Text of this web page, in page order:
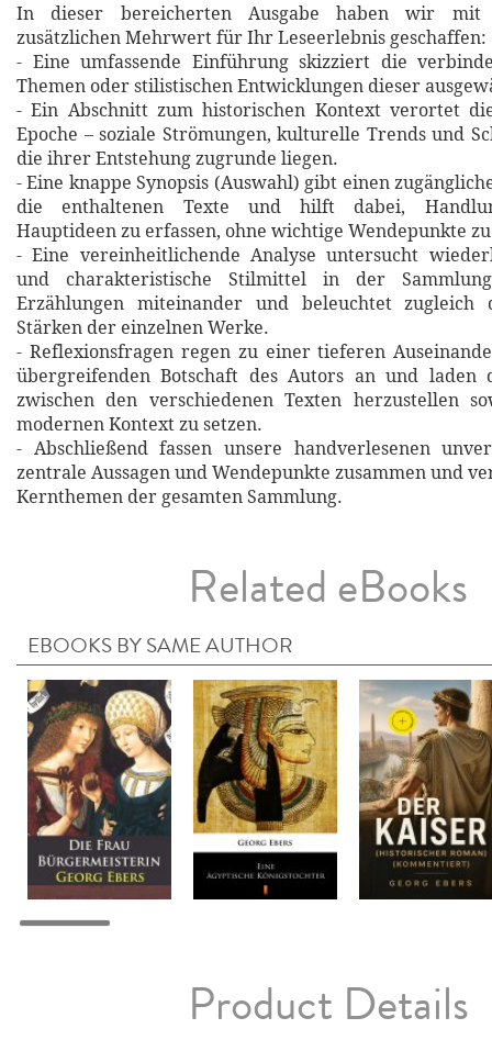
In dieser bereicherten Ausgabe haben wir mit
zusätzlichen Mehrwert für Ihr Leseerlebnis geschaffen:
- Eine umfassende Einführung skizziert die
Themen oder stilistischen Entwicklungen dieser
- Ein Abschnitt zum historischen Kontext verortet
Epoche – soziale Strömungen, kulturelle Trends und
die ihrer Entstehung zugrunde liegen.
- Eine knappe Synopsis (Auswahl) gibt einen
die enthaltenen Texte und hilft dabei,
Hauptideen zu erfassen, ohne wichtige Wendepunkte
- Eine vereinheitlichende Analyse untersucht
und charakteristische Stilmittel in der
Erzählungen miteinander und beleuchtet zugleich
Stärken der einzelnen Werke.
- Reflexionsfragen regen zu einer tieferen
übergreifenden Botschaft des Autors an und laden
zwischen den verschiedenen Texten herzustellen
modernen Kontext zu setzen.
- Abschließend fassen unsere handverlesenen
zentrale Aussagen und Wendepunkte zusammen und
Kernthemen der gesamten Sammlung.
Related eBooks
EBOOKS BY SAME AUTHOR
Product Details